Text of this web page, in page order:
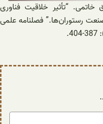
“تأثیر خلاقیت فناوری
رستوران‌ها.” فصلنامه علمی